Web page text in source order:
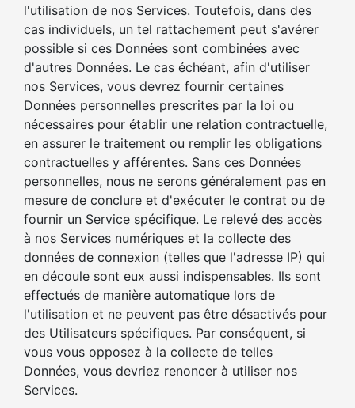
l'utilisation de nos Services. Toutefois, dans des
cas individuels, un tel rattachement peut s'avérer
possible si ces Données sont combinées avec
d'autres Données. Le cas échéant, afin d'utiliser
nos Services, vous devrez fournir certaines
Données personnelles prescrites par la loi ou
nécessaires pour établir une relation contractuelle,
en assurer le traitement ou remplir les obligations
contractuelles y afférentes. Sans ces Données
personnelles, nous ne serons généralement pas en
mesure de conclure et d'exécuter le contrat ou de
fournir un Service spécifique. Le relevé des accès
à nos Services numériques et la collecte des
données de connexion (telles que l'adresse IP) qui
en découle sont eux aussi indispensables. Ils sont
effectués de manière automatique lors de
l'utilisation et ne peuvent pas être désactivés pour
des Utilisateurs spécifiques. Par conséquent, si
vous vous opposez à la collecte de telles
Données, vous devriez renoncer à utiliser nos
Services.